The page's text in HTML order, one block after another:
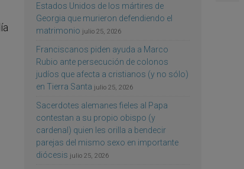
Estados Unidos de los mártires de
Georgia que murieron defendiendo el
matrimonio julio 25, 2026
Franciscanos piden ayuda a Marco
Rubio ante persecución de colonos
judíos que afecta a cristianos (y no sólo)
en Tierra Santa julio 25, 2026
Sacerdotes alemanes fieles al Papa
contestan a su propio obispo (y
cardenal) quien les orilla a bendecir
parejas del mismo sexo en importante
diócesis julio 25, 2026